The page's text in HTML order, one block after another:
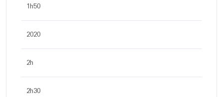
1h50
2020
2h
2h30